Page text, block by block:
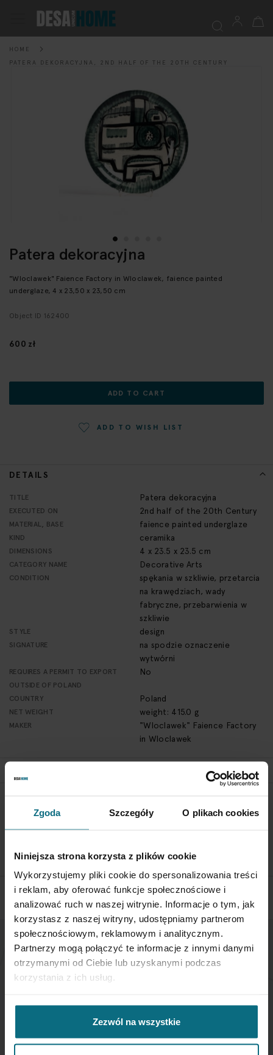
Zgoda Szczegóły O plikach cookies
Niniejsza strona korzysta z plików cookie
Wykorzystujemy pliki cookie do spersonalizowania treści
i reklam, aby oferować funkcje społecznościowe i
analizować ruch w naszej witrynie. Informacje o tym, jak
korzystasz z naszej witryny, udostępniamy partnerom
społecznościowym, reklamowym i analitycznym.
Partnerzy mogą połączyć te informacje z innymi danymi
otrzymanymi od Ciebie lub uzyskanymi podczas
korzystania z ich usług.
Zezwól na wszystkie
My
HOME
PATERA DEKORACYJNA, 2ND HALF OF THE 20TH CENTURY
Skip
Skip
the
beginning
the
gallery
DETAILS
More
Information
TITLE Patera dekoracyjna
EXECUTED ON 2nd half of the 20th Century
MATERIAL, BASE faience painted underglaze
KIND ceramika
DIMENSIONS 4 x 23.5 x 23.5 cm
CATEGORY NAME Decorative Arts
CONDITION
spękania w szkliwie, przetarcia
na krawędziach, wady
fabryczne, przebarwienia w
szkliwie
STYLE design
SIGNATURE
na spodzie oznaczenie
wytwórni
REQUIRES A PERMIT TO EXPORT
OUTSIDE OF POLAND
No
COUNTRY Poland
NET WEIGHT weight: 415.0 g
MAKER
"Wloclawek" Faience Factory
in Wloclawek
CHECK THE DETAILS
"Wloclawek" Faience Factory in Wloclawek, faience painted
underglaze, 4 x 23,50 x 23,50 cm
Patera dekoracyjna
Object ID 162400
600 zł
ADD TO CART
ADD TO WISH LIST
NEWSLETTER
newsletter enter your email below.
Sign